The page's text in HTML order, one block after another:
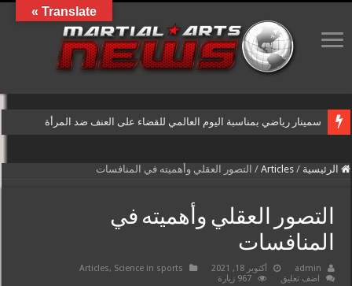
سمينار رياضي بمناسبة اليوم العالمي للقضاء على العنف ضد المرأة
الرئيسية /
Articles
/ التصور العقلي وأهميته في المنافسات
التصور العقلي وأهميته في
المنافسات
admin أكتوبر 18, 2021 Articles, Science in sports
اضف تعليق
967 زيارة
Translate »